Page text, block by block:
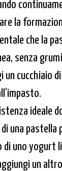
la
che la
senza
un cucchiaio
ideale
una pastella
di uno yogurt
un